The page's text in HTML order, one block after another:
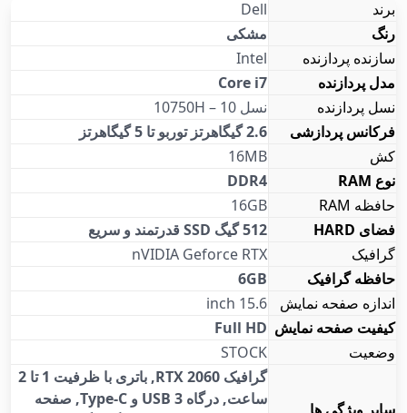
برند
Dell
رنگ
مشکی
سازنده پردازنده
Intel
مدل پردازنده
Core i7
نسل پردازنده
نسل 10 – 10750H
فرکانس پردازشی
2.6 گیگاهرتز توربو تا 5 گیگاهرتز
کش
16MB
نوع RAM
DDR4
حافظه RAM
16GB
فضای HARD
512 گیگ SSD قدرتمند و سریع
گرافیک
nVIDIA Geforce RTX
حافظه گرافیک
6GB
اندازه صفحه نمایش
15.6 inch
کیفیت صفحه نمایش Full HD
وضعیت
STOCK
گرافیک RTX 2060, باتری با ظرفیت 1 تا 2
ساعت, درگاه USB 3 و Type-C, صفحه